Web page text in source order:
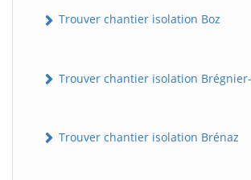
Trouver chantier isolation Boz
Trouver chantier isolation
Trouver chantier isolation Brénaz